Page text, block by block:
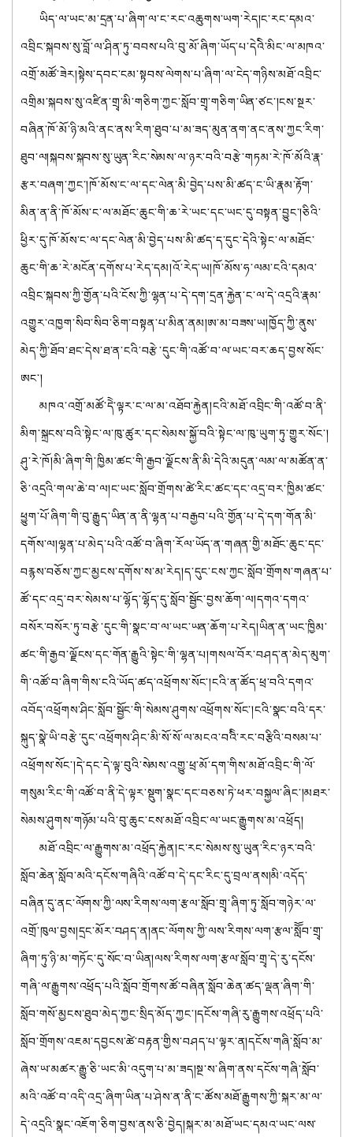
ཡིད་ལ་ཡང་མ་དྲན་པ་ཞིག་ལ་ང་རང་འཆུགས་ཡག་རེད།ང་རང་དམའ་
འབྲིང་སྐབས་སུ་བློ་ལ་ཤིན་ཏུ་བབས་པའི་བུ་མོ་ཞིག་ཡོད་པ་དེའེི་མིང་ལ་མཁའ་
འགྲོ་མཚོ་ཟེར།སྟེས་དབང་ངམ་སྟབས་ལེགས་པ་ཞིག་ལ་ངེད་གཉིས་མཐོ་འབྲིང་
འགྲིམ་སྐབས་སུ་འཛིན་གྲྭ་མི་གཅིག་ཀྱང་སློབ་གྲྭ་གཅིག་ཡིན་ཙང་།ངས་སྔར་
བཞིན་ཁོ་མོ་ཉི་མའི་ནང་ནས་རིག་ཐུབ་པ་མ་ཟད་མུན་ནག་ནང་ནས་ཀྱང་རིག་
ཐུབ་ལ།སྐབས་སྐབས་སུ་ཡུན་རིང་སེམས་ལ་ཉར་བའི་བརྩེ་གཏམ་རེ་ཁོ་མོའི་རྣ་
རྩར་བཞག་ཀྱང་།ཁོ་མོས་ང་ལ་དང་ལེན་མི་བྱེད་པས་མི་ཚད་ང་ཡི་རྣམ་རྟོག་
མིན་ན་ནི་ཁོ་མོས་ང་ལ་མཐོང་ཆུང་གི་ཆ་རེ་ཡང་དང་ཡང་དུ་བསྟན་བྱུང་།ཅིའི་
ཕྱིར་དུ་ཁོ་མོས་ང་ལ་དང་ལེན་མི་བྱེད་པས་མི་ཚད་ད་དུང་དེའི་སྟེང་ལ་མཐོང་
ཆུང་གི་ཆ་རེ་མངོན་དགོས་པ་རེད་དམ།འོ་རེད་ཡ།ཁོ་མོས་ཧ་ལམ་ངའི་དམའ་
འབྲིང་སྐབས་ཀྱི་གྱོན་པའི་ངོས་ཀྱི་ལྷན་པ་དེ་དག་དྲན་རྐྱེན་ང་ལ་དེ་འདྲའི་རྣམ་
འགྱུར་འཁྱག་སིབ་སིབ་ཅིག་བསྟན་པ་མིན་ནམ།ཨ་མ་བཟས་ཡ།ཁྱོད་ཀྱི་ནུས་
མེད་ཀྱི་ཐོབ་ཐང་དེས་ཐ་ན་ངའི་བརྩེ་དུང་གི་འཚོ་བ་ལ་ཡང་བར་ཆད་བྱས་སོང་
ཨང་།
མཁའ་འགྲོ་མཚོ་དེེ་ལྟར་ང་ལ་མ་འཐོབ་རྐྱེན།ངའི་མཐོ་འབྲིང་གི་འཚོ་བ་ནི་
མིག་སྐྲངས་བའི་སྟེང་ལ་ཁུ་ཚུར་དང་སེམས་སྐྱོ་བའི་སྟེང་ལ་ཁུ་ཡུག་ཏུ་གྱུར་སོང་།
ཤུ་རེ་ཁོ།མི་ཞིག་གི་ཁྱིམ་ཚང་གི་རྒྱབ་ལྗོངས་ནི་མི་དེའི་མདུན་ལམ་ལ་མཚོན་ན་
ཅི་འདྲའི་གལ་ཆེ་བ་ལ།ང་ཡང་སློབ་གྲོགས་ཚེ་རིང་ཚང་དང་འདྲ་བར་ཁྱིམ་ཚང་
ཕྱུག་པོ་ཞིག་གི་བུ་རྒྱུད་ཡིན་ན་ནི་ལྷན་པ་བརྒྱབ་པའི་གྱོན་པ་དེ་དག་གོན་མི་
དགོས་ལ།ལྷན་པ་མེད་པའི་འཚོ་བ་ཞིག་རོལ་ཡོད་ན་གཞན་གྱི་མཐོང་ཆུང་དང་
བརྙས་བཅོས་ཀྱང་མྱངས་དགོས་ས་མ་རེད།ད་དུང་ངས་ཀྱང་སློབ་གྲོགས་གཞན་པ་
ཚོ་དང་འདྲ་བར་སེམས་པ་ལྷོད་ལྷོད་དུ་སློབ་སྦྱོང་བྱས་ཆོག་ལ།དགའ་དགའ་
བསོར་བསོར་ཏུ་བརྩེ་དུང་གི་སྣང་བ་ལ་ཡང་ཡན་ཆོག་པ་རེད།ཡིན་ན་ཡང་ཁྱིམ་
ཚང་གི་རྒྱབ་ལྗོངས་དང་གོན་རྒྱུའི་སྟེང་གི་ལྷན་པ།གསལ་བོར་བཤད་ན་མེད་མུག་
གི་འཚོ་བ་ཞིག་གིས་ངའི་ཡོད་ཚད་འཕྲོགས་སོང་།ངའི་ན་ཚོད་ཕྲ་བའི་དགའ་
འབོད་འཕྲོགས་ཤིང་སློབ་སྦྱོང་གི་སེམས་ཤུགས་འཕྲོགས་སོང་།ངའི་སྣང་བའི་དར་
སྐུད་སྣེ་ཡི་བརྩེ་དུང་འཕྲོགས་ཤིང་མི་སོ་སོ་ལ་མངའ་བའིི་རང་བརྩིའི་བསམ་པ་
འཕྲོགས་སོང་།དེ་དང་དེ་ལྟ་བུའི་སེམས་འགྱུ་ཕྲ་མོ་དག་གིས་མཐོ་འབྲིང་གི་ལོ་
གསུམ་རིང་གི་འཚོ་བ་ནི་དེ་ལྟར་སྡུག་སྣང་དང་བཅས་ཏེ་ཕར་བསྐྱལ་ཞིང་།མཐར་
སེམས་ཤུགས་གཉོམ་པའི་བུ་ཆུང་ངས་མཐོ་འབྲིང་ལ་ཡང་རྒྱུགས་མ་འཕྲོད།
མཐོ་འབྲིང་ལ་རྒྱུགས་མ་འཕྲོད་རྐྱེན།ང་རང་སེམས་སུ་ཡུན་རིང་ཉར་བའི་
སློབ་ཆེན་སློབ་མའི་དངོས་གཞིའི་འཚོ་བ་དེ་དང་རིང་དུ་བྲལ་ནས།མི་འདོད་
བཞིན་དུ་ནང་ལོགས་ཀྱི་ལས་རིགས་ལག་རྩལ་སློབ་གྲྭ་ཞིག་ཏུ་སློབ་གཉེར་ལ་
འགྲོ་ཁུལ་བྱས།དྲང་མོར་བཤད་ན།ནང་ལོགས་ཀྱི་ལས་རིགས་ལག་རྩལ་སློོབ་གྲྭ་
ཞིག་ཏུ་ཉི་མ་གཏོང་དུ་སོང་བ་ཡིན།ལས་རིགས་ལག་རྩལ་སློབ་གྲྭ་དེ་རུ་དངོས་
གཞི་ལ་རྒྱུགས་འཕྲོད་པའི་སློབ་གྲོགས་ཚོ་བཞིན་སློབ་ཆེན་ཚད་ལྡན་ཞིག་གི་
སློབ་གསོ་མྱངས་ཐུབ་མེད་ཀྱང་སྲིད་མོད་ཀྱང་།དངོས་གཞི་རུ་རྒྱུགས་འཕྲོད་པའི་
སློབ་གྲོགས་འཇམ་དབྱངས་ཚེ་བརྟན་གྱིས་བཤད་པ་ལྟར་ན།དངོས་གཞི་སློབ་མ་
ཞེས་ཡ་མཚར་རྒྱུ་ཅི་ཡང་མི་འདུག་པ་མ་ཟད།སྔ་ས་ཞིག་ནས་དངོས་གཞི་སློབ་
མའི་འཚོ་བ་འདི་འདྲ་ཞིག་ཡིན་པ་ཤེས་ན་ནི་ང་ཚོས་མཐོ་རྒྱུགས་ཀྱི་སྐར་མ་ལ་
དེ་འདྲའི་སྣང་འཇོག་ཅིག་བྱས་ནས་ཅི་བྱེད།སྐར་མ་མཐོ་ཡང་དམའ་ཡང་ལས་